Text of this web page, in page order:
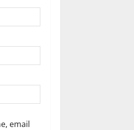
email